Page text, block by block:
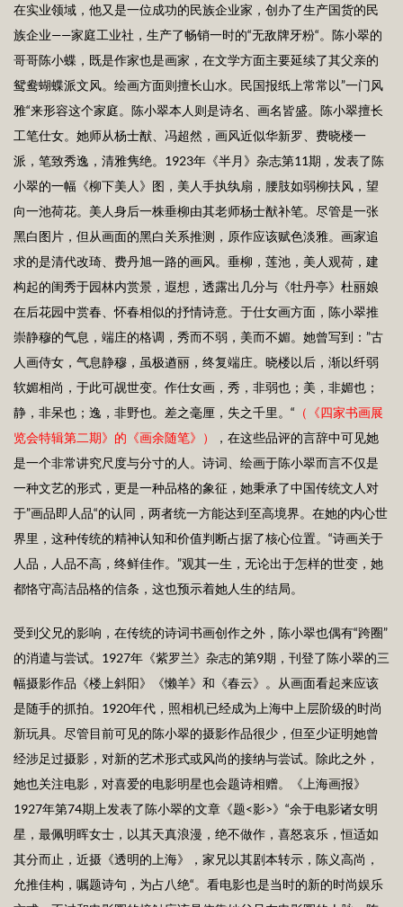
在实业领域，他又是一位成功的民族企业家，创办了生产国货的民
族企业——家庭工业社，生产了畅销一时的“无敌牌牙粉“。陈小翠的
哥哥陈小蝶，既是作家也是画家，在文学方面主要延续了其父亲的
鸳鸯蝴蝶派文风。绘画方面则擅长山水。民国报纸上常常以”一门风
雅“来形容这个家庭。陈小翠本人则是诗名、画名皆盛。陈小翠擅长
工笔仕女。她师从杨士猷、冯超然，画风近似华新罗、费晓楼一
派，笔致秀逸，清雅隽绝。1923年《半月》杂志第11期，发表了陈
小翠的一幅《柳下美人》图，美人手执纨扇，腰肢如弱柳扶风，望
向一池荷花。美人身后一株垂柳由其老师杨士猷补笔。尽管是一张
黑白图片，但从画面的黑白关系推测，原作应该赋色淡雅。画家追
求的是清代改琦、费丹旭一路的画风。垂柳，莲池，美人观荷，建
构起的闺秀于园林内赏景，遐想，透露出几分与《牡丹亭》杜丽娘
在后花园中赏春、怀春相似的抒情诗意。于仕女画方面，陈小翠推
崇静穆的气息，端庄的格调，秀而不弱，美而不媚。她曾写到：”古
人画侍女，气息静穆，虽极遒丽，终复端庄。晓楼以后，渐以纤弱
软媚相尚，于此可觇世变。作仕女画，秀，非弱也；美，非媚也；
静，非呆也；逸，非野也。差之毫厘，失之千里。“ （《四家书画展
览会特辑第二期》的《画余随笔》）
，在这些品评的言辞中可见她
是一个非常讲究尺度与分寸的人。诗词、绘画于陈小翠而言不仅是
一种文艺的形式，更是一种品格的象征，她秉承了中国传统文人对
于”画品即人品“的认同，两者统一方能达到至高境界。在她的内心世
界里，这种传统的精神认知和价值判断占据了核心位置。“诗画关于
人品，人品不高，终鲜佳作。”观其一生，无论出于怎样的世变，她
都恪守高洁品格的信条，这也预示着她人生的结局。
受到父兄的影响，在传统的诗词书画创作之外，陈小翠也偶有“跨圈”
的消遣与尝试。1927年《紫罗兰》杂志的第9期，刊登了陈小翠的三
幅摄影作品《楼上斜阳》《懒羊》和《春云》。从画面看起来应该
是随手的抓拍。1920年代，照相机已经成为上海中上层阶级的时尚
新玩具。尽管目前可见的陈小翠的摄影作品很少，但至少证明她曾
经涉足过摄影，对新的艺术形式或风尚的接纳与尝试。除此之外，
她也关注电影，对喜爱的电影明星也会题诗相赠。《上海画报》
1927年第74期上发表了陈小翠的文章《题<影>》“余于电影诸女明
星，最佩明晖女士，以其天真浪漫，绝不做作，喜怒哀乐，恒适如
其分而止，近摄《透明的上海》，家兄以其剧本转示，陈义高尚，
允推佳构，嘱题诗句，为占八绝“。看电影也是当时的新的时尚娱乐